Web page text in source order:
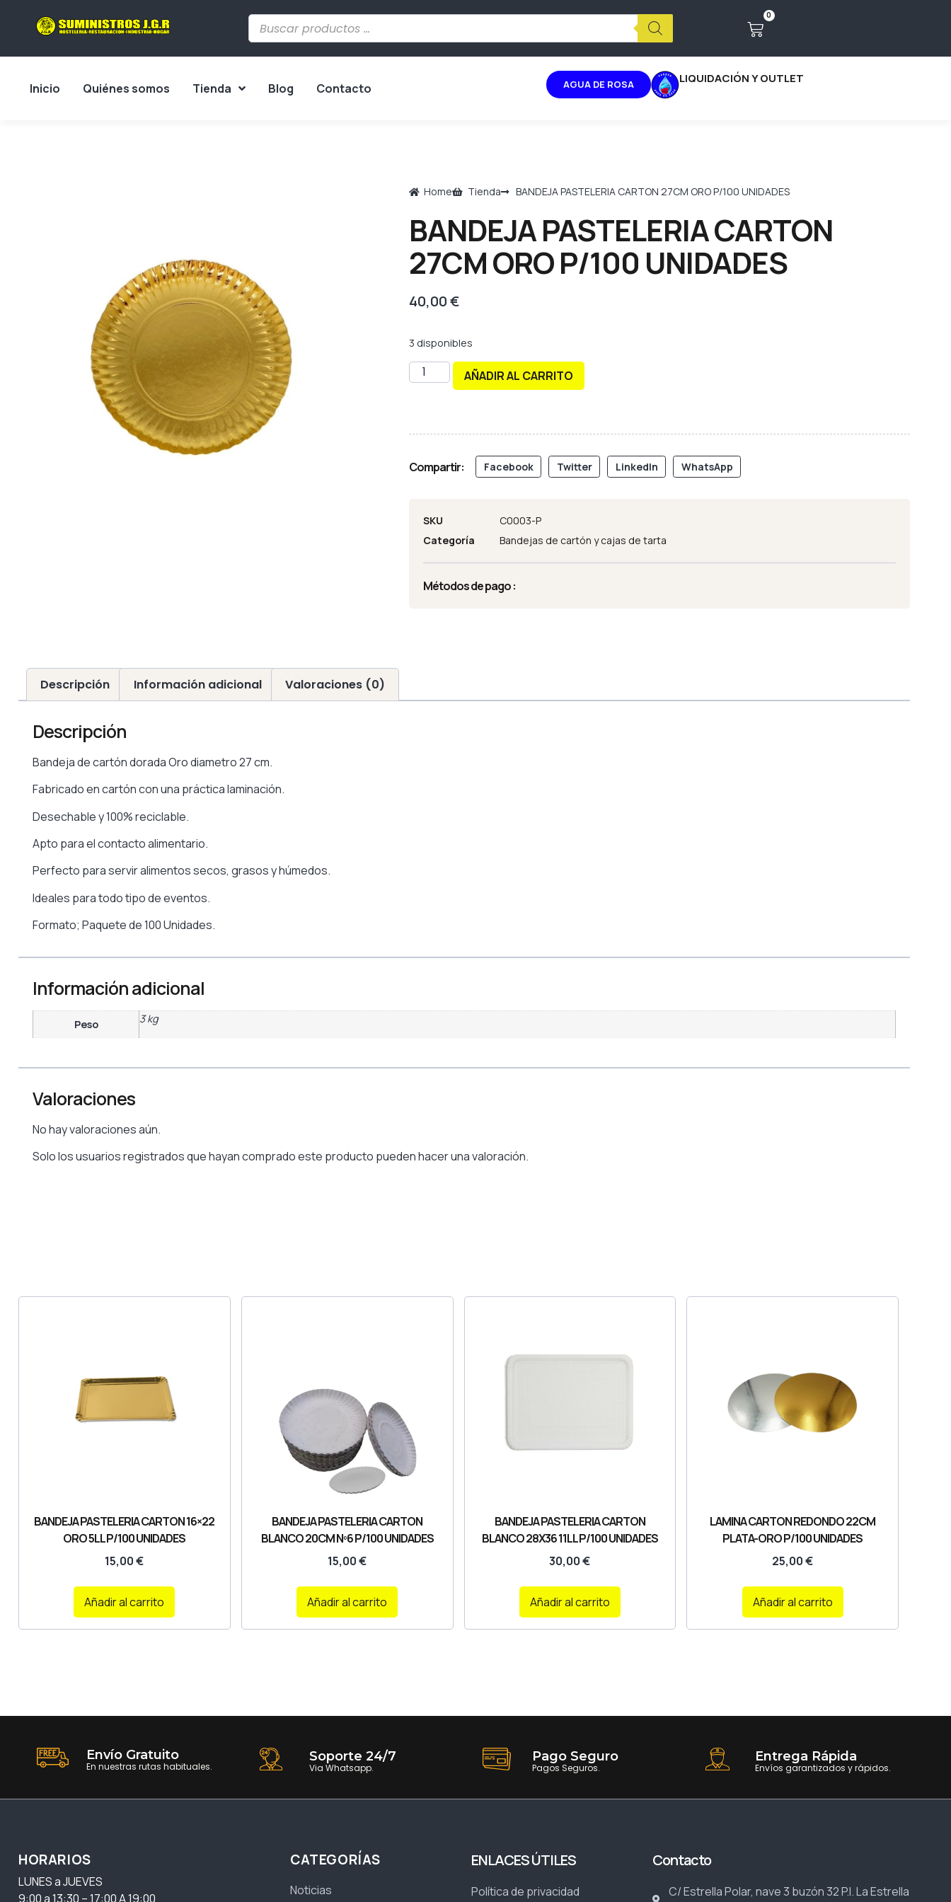
0
Inicio Quiénes somos Tienda Blog Contacto AGUA DE ROSA LIQUIDACIÓN Y OUTLET
Home Tienda BANDEJA PASTELERIA CARTON 27CM ORO P/100 UNIDADES
BANDEJA PASTELERIA CARTON
27CM ORO P/100 UNIDADES
40,00€
3 disponibles
AÑADIR AL CARRITO
Compartir: Facebook Twitter LinkedIn WhatsApp
SKU
C0003-P
Categoría
Bandejas de cartón y cajas de tarta
Métodos de pago :
Descripción Información adicional Valoraciones (0)
Descripción
Bandeja de cartón dorada Oro diametro 27 cm.
Fabricado en cartón con una práctica laminación.
Desechable y 100% reciclable.
Apto para el contacto alimentario.
Perfecto para servir alimentos secos, grasos y húmedos.
Ideales para todo tipo de eventos.
Formato; Paquete de 100 Unidades.
Información adicional
Peso 3 kg
Valoraciones
No hay valoraciones aún.
Solo los usuarios registrados que hayan comprado este producto pueden hacer una valoración.
BANDEJA PASTELERIA CARTON 16×22
ORO 5LL P/100 UNIDADES
15,00€
Añadir al carrito
BANDEJA PASTELERIA CARTON
BLANCO 20CM Nº6 P/100 UNIDADES
15,00€
Añadir al carrito
BANDEJA PASTELERIA CARTON
BLANCO 28X36 11LL P/100 UNIDADES
30,00€
Añadir al carrito
LAMINA CARTON REDONDO 22CM
PLATA-ORO P/100 UNIDADES
25,00€
Añadir al carrito
Envío Gratuito
En nuestras rutas habituales.
Soporte 24/7
Via Whatsapp.
Pago Seguro
Pagos Seguros.
Entrega Rápida
Envíos garantizados y rápidos.
HORARIOS
LUNES a JUEVES
9:00 a 13:30 – 17:00 A 19:00
CATEGORÍAS
Noticias
ENLACES ÚTILES
Política de privacidad
Contacto
C/ Estrella Polar, nave 3 buzón 32 P.I. La Estrella